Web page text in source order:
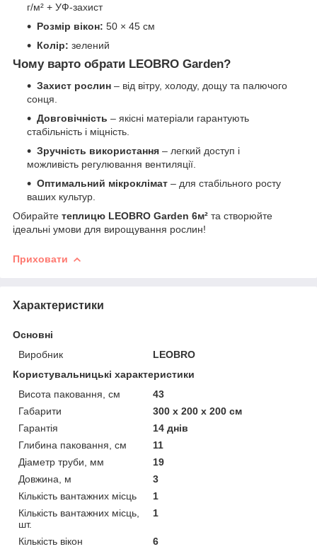
г/м² + УФ-захист
Розмір вікон: 50 × 45 см
Колір: зелений
Чому варто обрати LEOBRO Garden?
Захист рослин – від вітру, холоду, дощу та палючого
сонця.
Довговічність – якісні матеріали гарантують
стабільність і міцність.
Зручність використання – легкий доступ і
можливість регулювання вентиляції.
Оптимальний мікроклімат – для стабільного росту
ваших культур.
Обирайте теплицю LEOBRO Garden 6м² та створюйте
ідеальні умови для вирощування рослин!
Приховати
Характеристики
Основні
Виробник
LEOBRO
Користувальницькі характеристики
Висота паковання, см
43
Габарити
300 х 200 х 200 см
Гарантія
14 днів
Глибина паковання, см
11
Діаметр труби, мм
19
Довжина, м
3
Кількість вантажних місць
1
Кількість вантажних місць,
шт.
1
Кількість вікон 6